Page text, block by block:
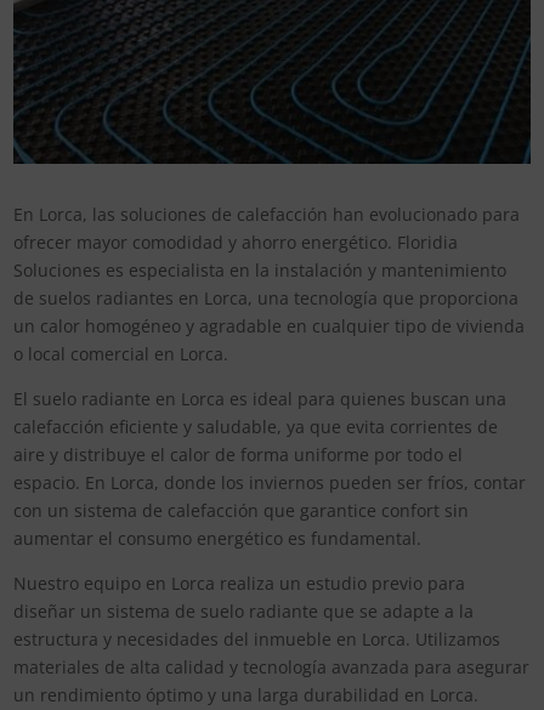
En Lorca, las soluciones de calefacción han evolucionado para
ofrecer mayor comodidad y ahorro energético. Floridia
Soluciones es especialista en la instalación y mantenimiento
de suelos radiantes en Lorca, una tecnología que proporciona
un calor homogéneo y agradable en cualquier tipo de vivienda
o local comercial en Lorca.
El suelo radiante en Lorca es ideal para quienes buscan una
calefacción eficiente y saludable, ya que evita corrientes de
aire y distribuye el calor de forma uniforme por todo el
espacio. En Lorca, donde los inviernos pueden ser fríos, contar
con un sistema de calefacción que garantice confort sin
aumentar el consumo energético es fundamental.
Nuestro equipo en Lorca realiza un estudio previo para
diseñar un sistema de suelo radiante que se adapte a la
estructura y necesidades del inmueble en Lorca. Utilizamos
materiales de alta calidad y tecnología avanzada para asegurar
un rendimiento óptimo y una larga durabilidad en Lorca.